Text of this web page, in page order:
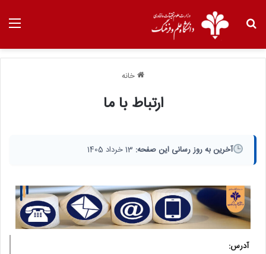
خانه
ارتباط با ما
آخرین به روز رسانی این صفحه:
آدرس: